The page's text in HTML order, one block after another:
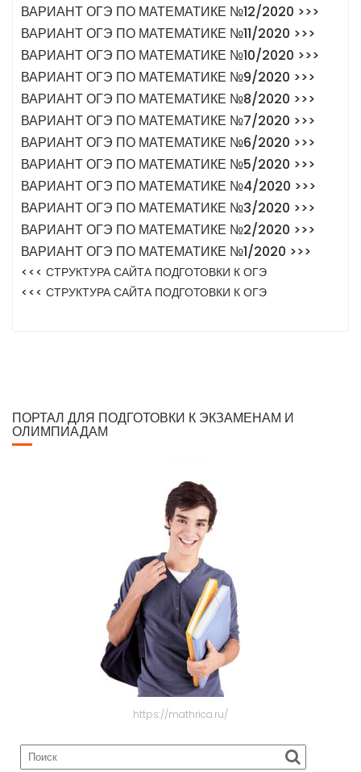
ВАРИАНТ ОГЭ ПО МАТЕМАТИКЕ №12/2020 >>>
ВАРИАНТ ОГЭ ПО МАТЕМАТИКЕ №11/2020 >>>
ВАРИАНТ ОГЭ ПО МАТЕМАТИКЕ №10/2020 >>>
ВАРИАНТ ОГЭ ПО МАТЕМАТИКЕ №9/2020 >>>
ВАРИАНТ ОГЭ ПО МАТЕМАТИКЕ №8/2020 >>>
ВАРИАНТ ОГЭ ПО МАТЕМАТИКЕ №7/2020 >>>
ВАРИАНТ ОГЭ ПО МАТЕМАТИКЕ №6/2020 >>>
ВАРИАНТ ОГЭ ПО МАТЕМАТИКЕ №5/2020 >>>
ВАРИАНТ ОГЭ ПО МАТЕМАТИКЕ №4/2020 >>>
ВАРИАНТ ОГЭ ПО МАТЕМАТИКЕ №3/2020 >>>
ВАРИАНТ ОГЭ ПО МАТЕМАТИКЕ №2/2020 >>>
ВАРИАНТ ОГЭ ПО МАТЕМАТИКЕ №1/2020 >>>
<<< СТРУКТУРА САЙТА ПОДГОТОВКИ К ОГЭ
<<< СТРУКТУРА САЙТА ПОДГОТОВКИ К ОГЭ
ПОРТАЛ ДЛЯ ПОДГОТОВКИ К ЭКЗАМЕНАМ И
ОЛИМПИАДАМ
https://mathrica.ru/